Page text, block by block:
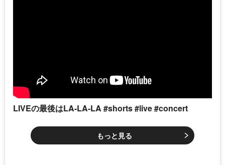
LIVEの最後はLA-LA-LA #shorts #live #concert
もっと見る